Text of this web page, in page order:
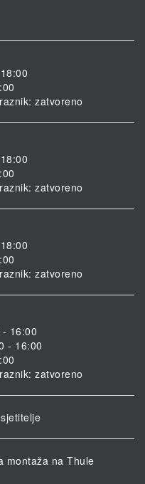
zatvoreno
zatvoreno
zatvoreno
16:00
- 16:00
zatvoreno
montaža na Thule